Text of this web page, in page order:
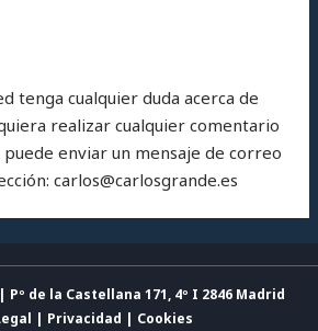
tenga cualquier duda acerca de
realizar cualquier comentario
enviar un mensaje de correo
carlos@carlosgrande.es
Pº de la Castellana 171, 4º I 2846 Madrid
| Privacidad | Cookies